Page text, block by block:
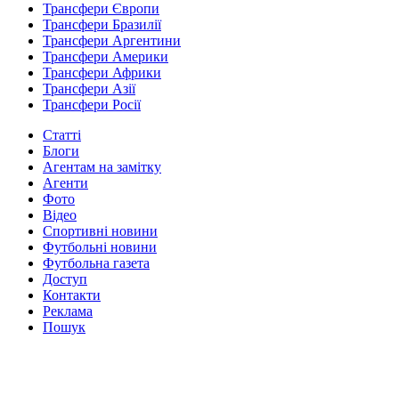
Трансфери Європи
Трансфери Бразилії
Трансфери Аргентини
Трансфери Америки
Трансфери Африки
Трансфери Азії
Трансфери Росії
Статті
Блоги
Агентам на замітку
Агенти
Фото
Відео
Спортивні новини
Футбольні новини
Футбольна газета
Доступ
Контакти
Реклама
Пошук